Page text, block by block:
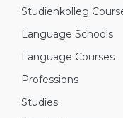
Studienkolleg
Language Schools
Language Courses
Professions
Studies